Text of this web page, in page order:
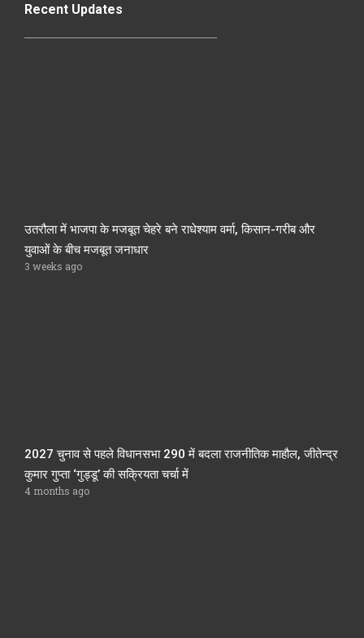
Recent Updates
उतरौला में भाजपा के मजबूत चेहरे बने राधेश्याम वर्मा, किसान-गरीब और
युवाओं के बीच मजबूत जनाधार
3 weeks ago
2027 चुनाव से पहले विधानसभा 290 में बदला राजनीतिक माहौल, जीतेन्द्र
कुमार गुप्ता ‘गुड्डू’ की सक्रियता चर्चा में
4 months ago